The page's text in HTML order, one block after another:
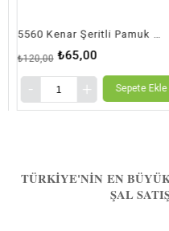
5560 Kenar Şeritli Pamuk Eşarp
₺65,00
₺120,00
Sepete Ekle
TÜRKIYE'NIN EN
ŞAL